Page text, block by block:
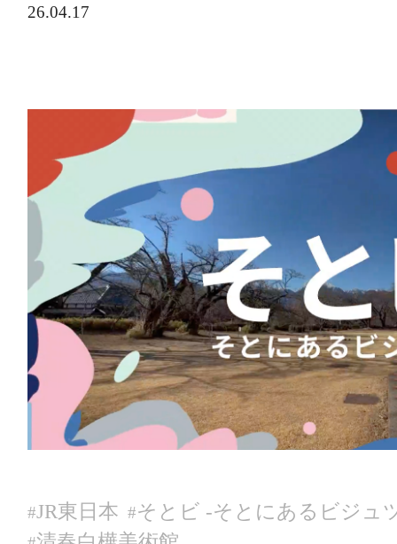
26.04.17
#JR東日本 #そとビ ‐そとにあるビジュ